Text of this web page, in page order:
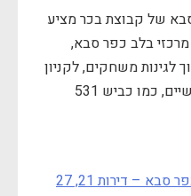
של קבוצת בכר מציע
מרכזי בלב כפר סבא,
לגינות משחקים, לקניון
"ערים" בעיר ולצירי תחבורה ראשיים, כמו כביש 531
– דירות 21, 27